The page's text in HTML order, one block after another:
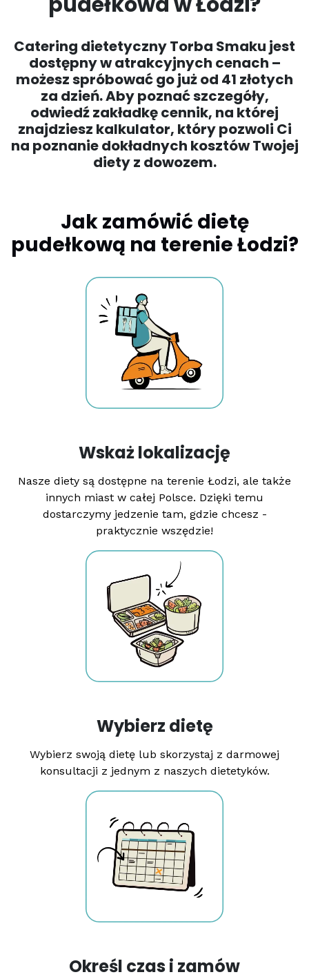
Catering dietetyczny Torba Smaku jest
dostępny w atrakcyjnych cenach –
możesz spróbować go już od 41 złotych
za dzień. Aby poznać szczegóły,
odwiedź zakładkęcennik, na której
znajdziesz kalkulator, który pozwoli Ci
na poznanie dokładnych kosztów Twojej
diety z dowozem.
Jak zamówić dietę
pudełkową na terenie Łodzi?
Wskaż lokalizację
Nasze diety są dostępne na terenie Łodzi, ale także
innych miast w całej Polsce. Dzięki temu
dostarczymy jedzenie tam, gdzie chcesz -
praktycznie wszędzie!
Wybierz dietę
Wybierz swoją dietę lub skorzystaj z darmowej
konsultacji z jednym z naszych dietetyków.
Określ czas i zamów